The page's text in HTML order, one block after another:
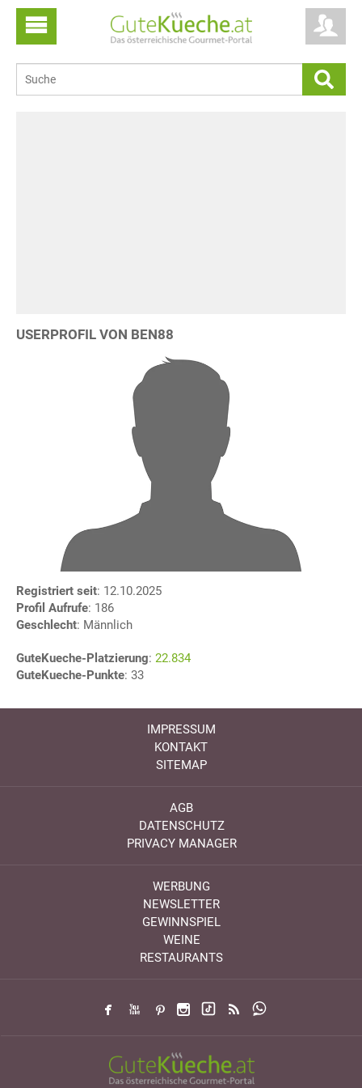
USERPROFIL VON BEN88
Registriert seit: 12.10.2025
Profil Aufrufe: 186
Geschlecht: Männlich
GuteKueche-Platzierung: 22.834
GuteKueche-Punkte: 33
IMPRESSUM
KONTAKT
SITEMAP
AGB
DATENSCHUTZ
PRIVACY MANAGER
WERBUNG
NEWSLETTER
GEWINNSPIEL
WEINE
RESTAURANTS